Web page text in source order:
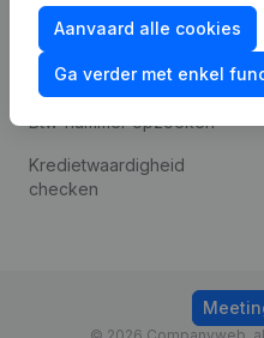
Aanvaard alle cookies
Ga verder met enkel
Compliance &
fraudepreventie
Jaarrekening raadplegen
Btw-nummer opzoeken
Kredietwaardigheid
checken